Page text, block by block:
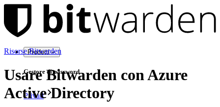
Prodotti
Gestore di password
Privati
Risorse Bitwarden
Usare Bitwarden con Azure
Active Directory